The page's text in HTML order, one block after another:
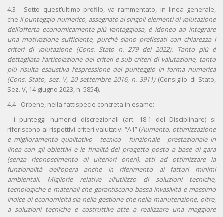
4.3 - Sotto quest’ultimo profilo, va rammentato, in linea generale,
che il punteggio numerico, assegnato ai singoli elementi di valutazione
dell’offerta economicamente più vantaggiosa, è idoneo ad integrare
una motivazione sufficiente, purchè siano prefissati con chiarezza i
criteri di valutazione (Cons. Stato n. 279 del 2022). Tanto più è
dettagliata l’articolazione dei criteri e sub-criteri di valutazione, tanto
più risulta esaustiva l’espressione del punteggio in forma numerica
(Cons. Stato, sez. V, 20 settembre 2016, n. 3911)(Consiglio di Stato,
Sez. V, 14 giugno 2023, n. 5854).
4.4 - Orbene, nella fattispecie concreta in esame:
- i punteggi numerici discrezionali (art. 18.1 del Disciplinare) si
riferiscono ai rispettivi criteri valutativi “A1” (Aumento, ottimizzazione
e miglioramento qualitativo - tecnico - funzionale - prestazionale in
linea con gli obiettivi e le finalità del progetto posto a base di gara
(senza riconoscimento di ulteriori oneri), atti ad ottimizzare la
funzionalità dell’opera anche in riferimento ai fattori minimi
ambientali. Migliorie relative all’utilizzo di soluzioni tecniche,
tecnologiche e materiali che garantiscono bassa invasività e massimo
indice di economicità sia nella gestione che nella manutenzione, oltre,
a soluzioni tecniche e costruttive atte a realizzare una maggiore